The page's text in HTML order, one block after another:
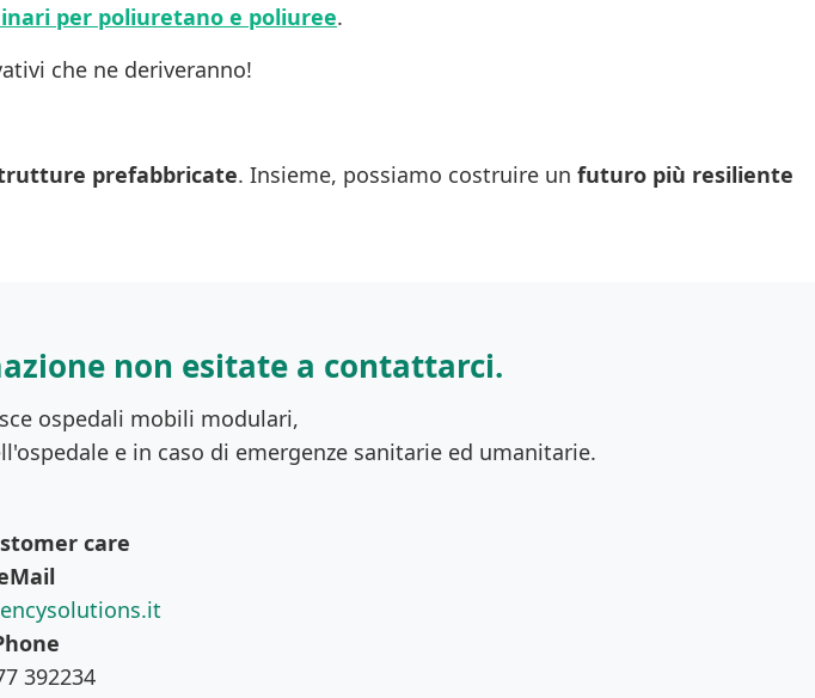
per poliuretano e poliuree.
che ne deriveranno!
prefabbricate. Insieme, possiamo costruire un futuro più resiliente
non esitate a contattarci.
ospedali mobili modulari,
e in caso di emergenze sanitarie ed umanitarie.
care
392234